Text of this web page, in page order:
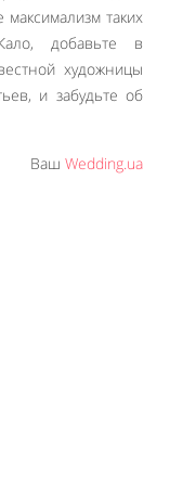
таких
добавьте в
художницы
и забудьте об
Ваш Wedding.ua